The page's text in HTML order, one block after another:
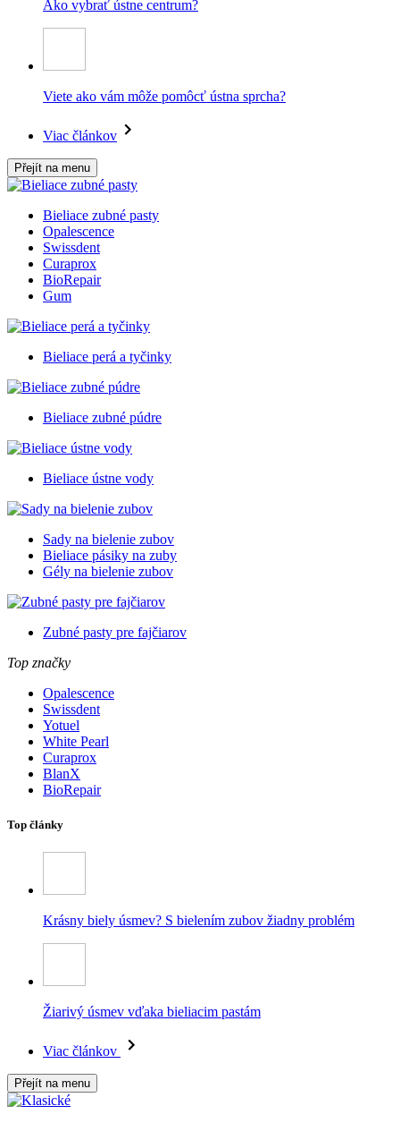
Ako vybrať ústne centrum?
Viete ako vám môže pomôcť ústna sprcha?
Viac článkov
Přejít na menu
Bieliace zubné pasty
Opalescence
Swissdent
Curaprox
BioRepair
Gum
Bieliace perá a tyčinky
Bieliace zubné púdre
Bieliace ústne vody
Sady na bielenie zubov
Bieliace pásiky na zuby
Gély na bielenie zubov
Zubné pasty pre fajčiarov
Top značky
Opalescence
Swissdent
Yotuel
White Pearl
Curaprox
BlanX
BioRepair
Top články
Krásny biely úsmev? S bielením zubov žiadny problém
Žiarivý úsmev vďaka bieliacim pastám
Viac článkov
Přejít na menu